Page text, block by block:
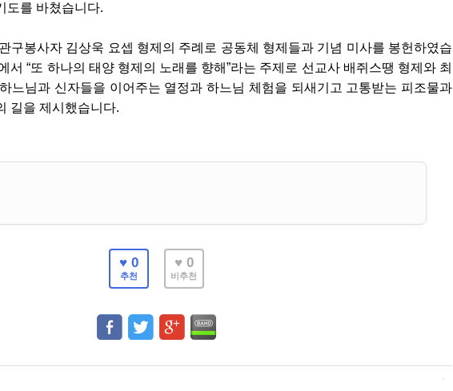
도를 바쳤습니다.
구봉사자 김상욱 요셉 형제의 주례로 공동체 형제들과 기념 미사를 봉헌하였습
서 “또 하나의 태양 형제의 노래를 향해”라는 주제로 선교사 배쥐스땡 형제와 최
느님과 신자들을 이어주는 열정과 하느님 체험을 되새기고 고통받는 피조물과
길을 제시했습니다.
♥ 0
추천
♥ 0
비추천